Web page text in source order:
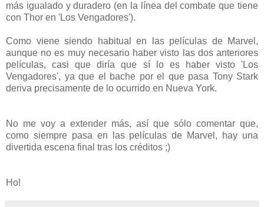
más igualado y duradero (en la línea del combate que tiene
con Thor en 'Los Vengadores').
Como viene siendo habitual en las películas de Marvel,
aunque no es muy necesario haber visto las dos anteriores
películas, casi que diría que sí lo es haber visto 'Los
Vengadores', ya que el bache por el que pasa Tony Stark
deriva precisamente de lo ocurrido en Nueva York.
No me voy a extender más, así que sólo comentar que,
como siempre pasa en las películas de Marvel, hay una
divertida escena final tras los créditos ;)
Ho!